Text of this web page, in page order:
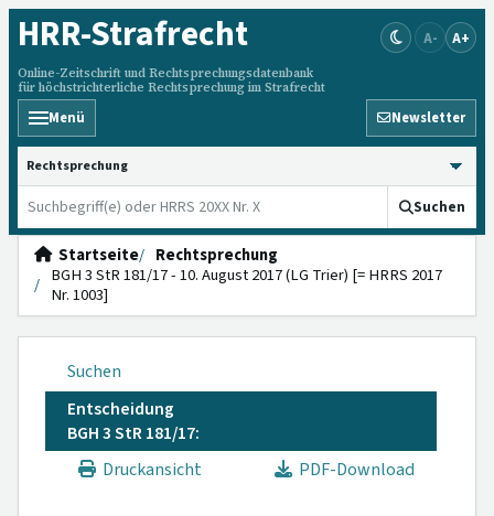
HRR-Strafrecht
Online-Zeitschrift und Rechtsprechungsdatenbank
für höchstrichterliche Rechtsprechung im Strafrecht
A- A+
Menü Newsletter
HRRS durchsuchen
Suchen
Startseite
Rechtsprechung
BGH 3 StR 181/17 - 10. August 2017 (LG Trier) [= HRRS 2017
Nr. 1003]
Suchen
Entscheidung
BGH 3 StR 181/17:
Druckansicht
PDF-Download